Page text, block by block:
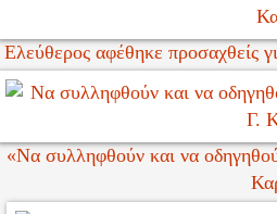
Ελεύθερος αφέθηκε προσαχθείς
«Να συλληφθούν και να